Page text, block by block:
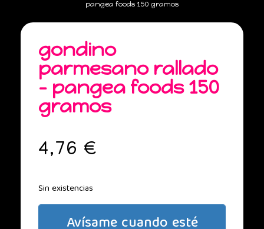
pangea foods 150 gramos
gondino
parmesano rallado
– pangea foods 150
gramos
4,76 €
Sin existencias
Avísame cuando esté